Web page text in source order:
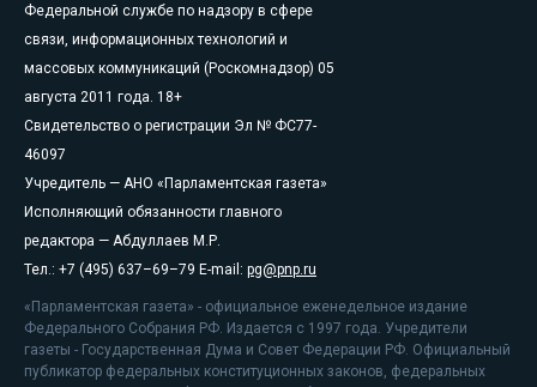
Федеральной службе по надзору в сфере
связи, информационных технологий и
массовых коммуникаций (Роскомнадзор) 05
августа 2011 года. 18+
Свидетельство о регистрации Эл № ФС77-
46097
Учредитель — АНО «Парламентская газета»
Исполняющий обязанности главного
редактора — Абдуллаев М.Р.
Тел.: +7 (495) 637–69–79 E-mail: pg@pnp.ru
«Парламентская газета» - официальное еженедельное издание
Федерального Собрания РФ. Издается с 1997 года. Учредители
газеты - Государственная Дума и Совет Федерации РФ. Официальный
публикатор федеральных конституционных законов, федеральных